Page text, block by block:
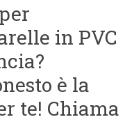
in PVC
è la
te! Chiama